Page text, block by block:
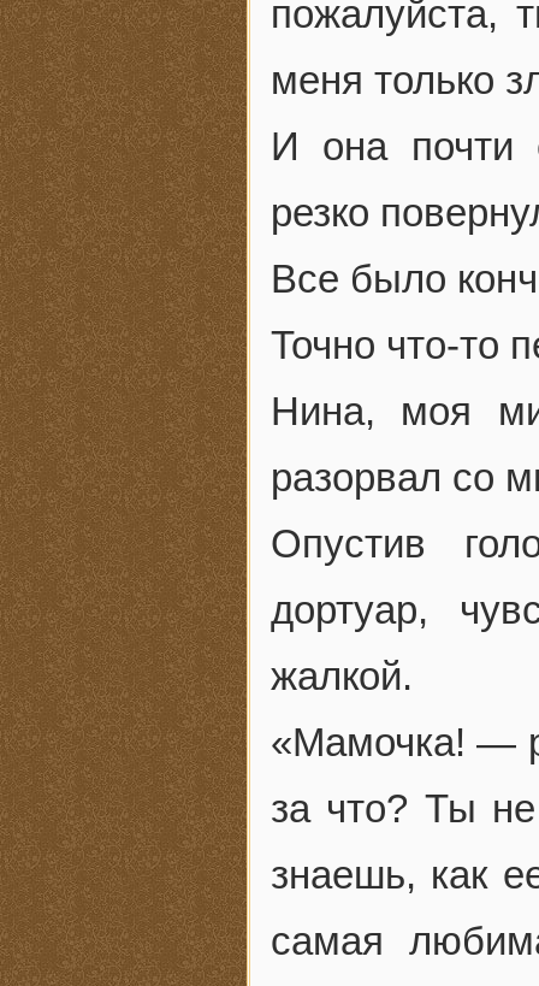
пожалуйста,
меня только
И она почти
резко
Все было
Точно что-то
Нина, моя
разорвал со
Опустив
дортуар,
жалкой.
«Мамочка! —
за что? Ты
знаешь, как
самая